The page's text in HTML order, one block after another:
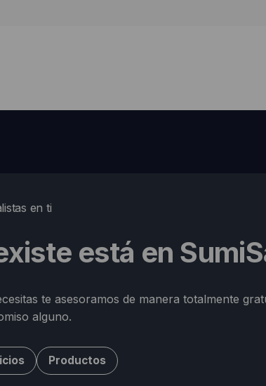
en ti
está en
te asesoramos de manera totalmente
alguno.
Productos